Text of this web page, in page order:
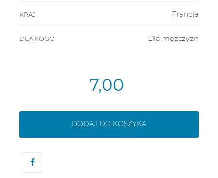
KRAJ Francja
DLA KOGO Dla mężczyzn
7,00
DODAJ DO KOSZYKA